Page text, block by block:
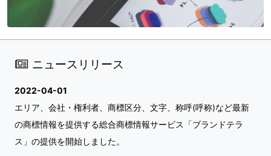
ニュースリリース
2022-04-01
エリア、会社・権利者、商標区分、文字、称呼(呼称)など最新
の商標情報を提供する総合商標情報サービス「ブランドテラ
ス」の提供を開始しました。